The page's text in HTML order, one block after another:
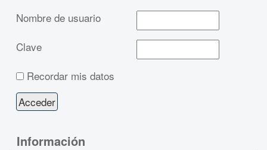
Nombre de usuario
Clave
Recordar mis datos
Información